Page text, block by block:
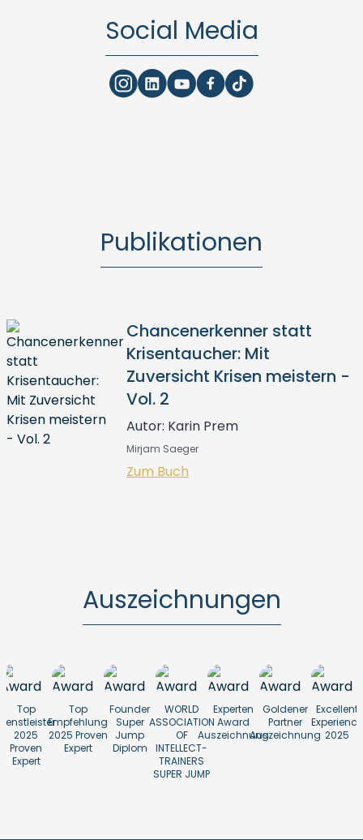
Social Media
Publikationen
Chancenerkenner statt
Krisentaucher: Mit
Zuversicht Krisen meistern -
Vol. 2
Autor: Karin Prem
Mirjam Saeger
Zum Buch
Auszeichnungen
Top
2025
Proven
Expert
Top
Empfehlung
2025 Proven
Expert
Founder
Super
Jump
Diplom
WORLD
ASSOCIATION
OF
INTELLECT-
TRAINERS
SUPER JUMP
Experten
Award
Auszeichnung
Goldener
Partner
Auszeichnung
Excellent
Experience
2025